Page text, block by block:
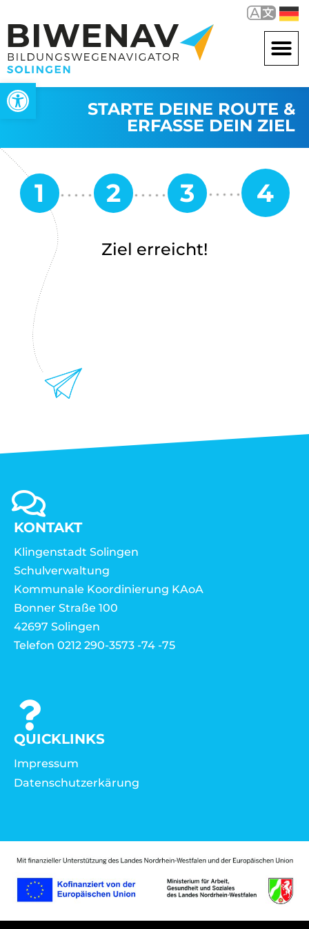
Werkzeugleiste öffnen
STARTE DEINE ROUTE &
ERFASSE DEIN ZIEL
Ziel erreicht!
KONTAKT
Klingenstadt Solingen
Schulverwaltung
Kommunale Koordinierung KAoA
Bonner Straße 100
42697 Solingen
Telefon 0212 290-3573 -74 -75
QUICKLINKS
Impressum
Datenschutzerkärung